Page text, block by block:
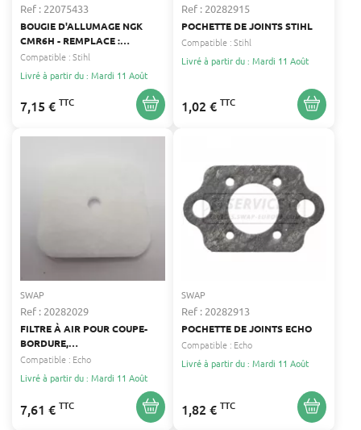
Ref : 22075433
BOUGIE D'ALLUMAGE NGK
CMR6H - REMPLACE :
CHAMPION RZ7C, CHRZ7C -
TASHIMA 2209879
Compatible :Stihl
Livré à partir du : Mardi 11 Août
7,15 € TTC
Ref : 20282915
POCHETTE DE JOINTS STIHL
Compatible :Stihl
Livré à partir du : Mardi 11 Août
1,02 € TTC
SWAP
Ref : 20282029
FILTRE À AIR POUR COUPE-
BORDURE,
DÉBROUSSAILLEUSE,
ELAGUEUSE SUR PERCHE,
POMPE À EAU, SOUFFLEUR,
TAILLE-HAIE, TRONÇONNEUSE
ECHO ECHO
Compatible : Echo
Livré à partir du : Mardi 11 Août
7,61 € TTC
SWAP
Ref : 20282913
POCHETTE DE JOINTS ECHO
Compatible : Echo
Livré à partir du : Mardi 11 Août
1,82 € TTC